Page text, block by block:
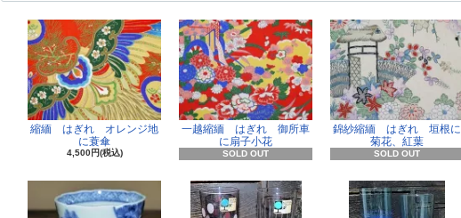
縮緬 はぎれ オレンジ地
に蓑傘
4,500円(税込)
一越縮緬 はぎれ 御所車
に扇子小花
SOLD OUT
錦紗縮緬 はぎれ 垣根に
菊花、紅葉
SOLD OUT